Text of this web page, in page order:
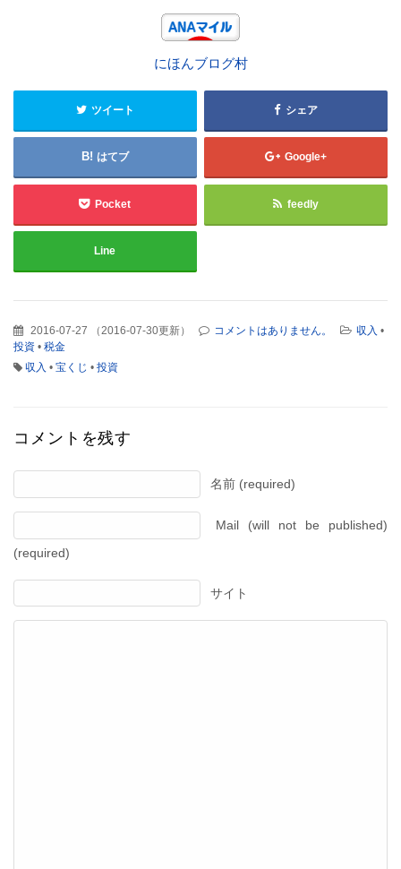
にほんブログ村
ツイート シェア
はてブ Google+
Pocket feedly
Line
2016-07-27 （2016-07-30更新） コメントはありません。 収入 •
投資 • 税金
収入 • 宝くじ • 投資
コメントを残す
名前 (required)
Mail (will not be published)
(required)
サイト